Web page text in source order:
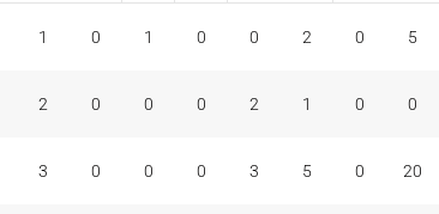
1 0 1 0 0 2 0 5
2 0 0 0 2 1 0 0
3 0 0 0 3 5 0 20